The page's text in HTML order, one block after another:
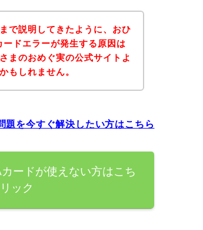
で説明してきたように、おひ
ドエラーが発生する原因は
まのおめぐ実の公式サイトよ
もしれません。
を今すぐ解決したい方はこちら
ードが使えない方はこち
ック